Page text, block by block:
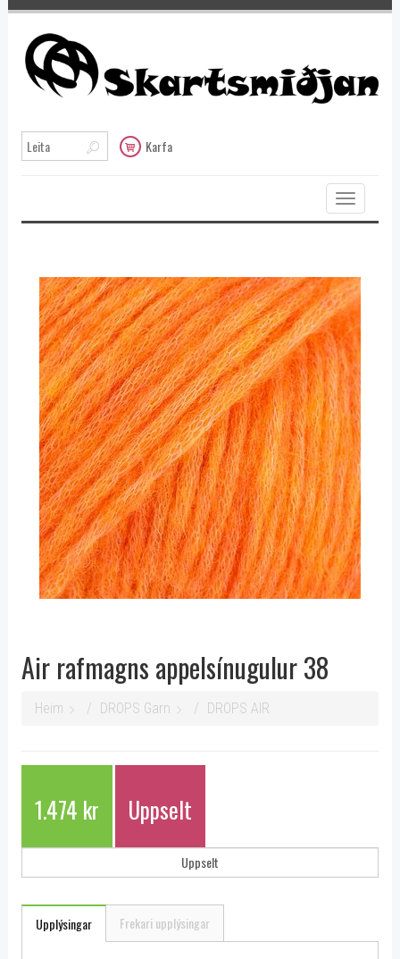
Karfa
Toggle
navigation
Air rafmagns appelsínugulur 38
Heim DROPS Garn DROPS AIR
1.474 kr Uppselt
Uppselt
Upplýsingar Frekari upplýsingar